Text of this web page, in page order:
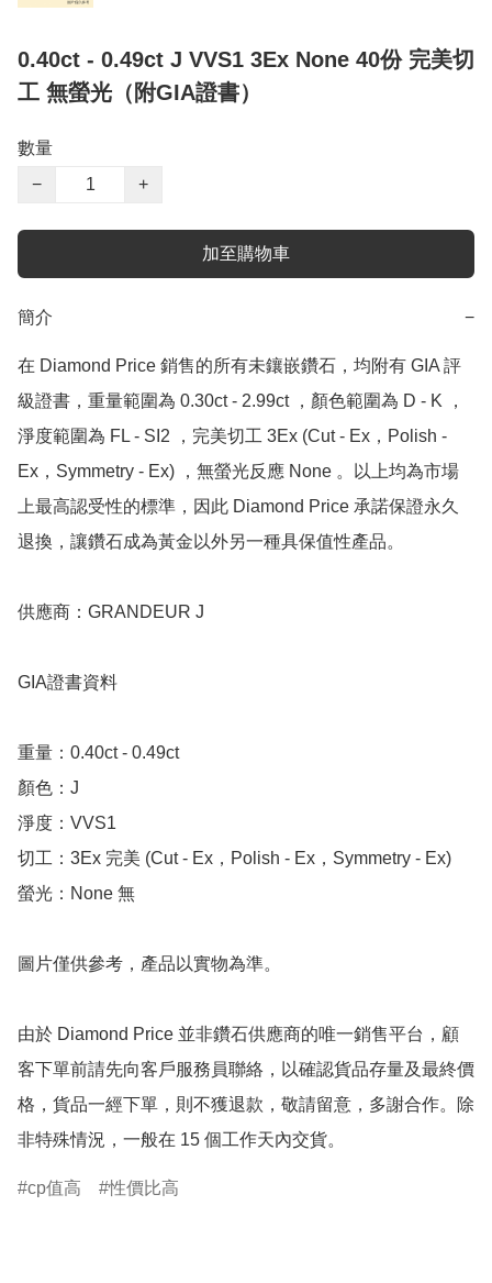
0.40ct - 0.49ct J VVS1 3Ex None 40份 完美切
工 無螢光（附GIA證書）
數量
−
+
加至購物車
簡介 −
在 Diamond Price 銷售的所有未鑲嵌鑽石，均附有 GIA 評
級證書，重量範圍為 0.30ct - 2.99ct ，顏色範圍為 D - K ，
淨度範圍為 FL - SI2 ，完美切工 3Ex (Cut - Ex，Polish -
Ex，Symmetry - Ex) ，無螢光反應 None 。以上均為市場
上最高認受性的標準，因此 Diamond Price 承諾保證永久
退換，讓鑽石成為黃金以外另一種具保值性產品。
供應商：GRANDEUR J
GIA證書資料
重量：0.40ct - 0.49ct
顏色：J
淨度：VVS1
切工：3Ex 完美 (Cut - Ex，Polish - Ex，Symmetry - Ex)
螢光：None 無
圖片僅供參考，產品以實物為準。
由於 Diamond Price 並非鑽石供應商的唯一銷售平台，顧
客下單前請先向客戶服務員聯絡，以確認貨品存量及最終價
格，貨品一經下單，則不獲退款，敬請留意，多謝合作。除
非特殊情況，一般在 15 個工作天內交貨。
cp值高 性價比高